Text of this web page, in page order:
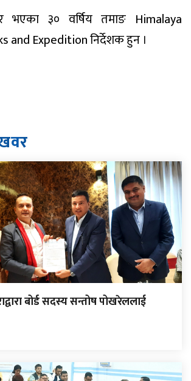
भएका ३० वर्षिय तमाङ Himalaya
and Expedition निर्देशक हुन ।
वर
बोर्ड सदस्य सन्तोष पोखरेललाई